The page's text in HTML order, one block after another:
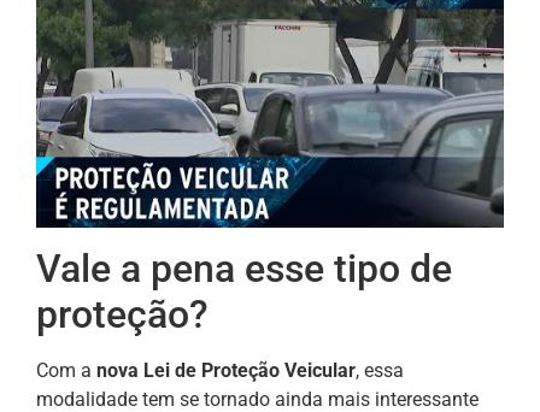
Vale a pena esse tipo de
proteção?
Com a nova Lei de Proteção Veicular, essa
modalidade tem se tornado ainda mais interessante